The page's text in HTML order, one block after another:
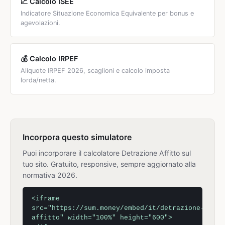
Indicatore Situazione Economica Equivalente per bonus e
agevolazioni.
💰 Calcolo IRPEF
Aliquote IRPEF 2026, scaglioni e calcolo imposta
lorda/netta.
Incorpora questo simulatore
Puoi incorporare il calcolatore Detrazione Affitto sul
tuo sito. Gratuito, responsive, sempre aggiornato alla
normativa 2026.
<iframe
src="https://sum.money/embed/it/detrazione-
affitto" width="100%" height="600">